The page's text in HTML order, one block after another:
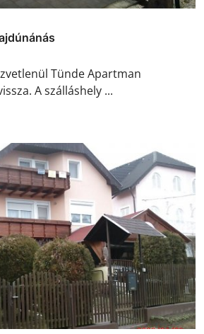
Tünde Apartman
A szálláshely ...